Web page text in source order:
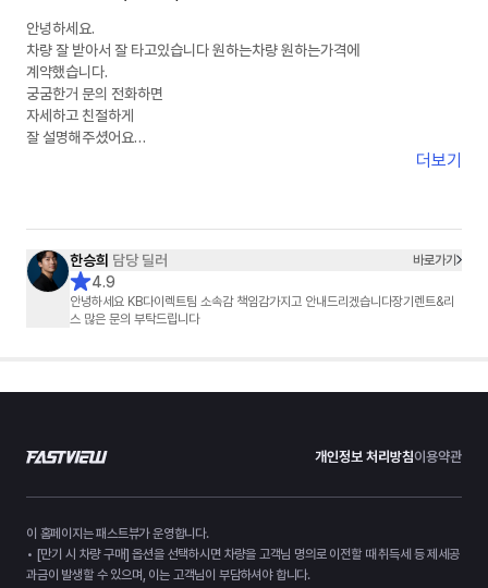
안녕하세요.
차량 잘 받아서 잘 타고있습니다 원하는차량 원하는가격에
계약했습니다.
궁굼한거 문의 전화하면
자세하고 친절하게
잘 설명해주셨어요
더보기
한승희 담당 딜러 바로가기
4.9
안녕하세요 KB다이렉트팀 소속감 책임감가지고 안내드리겠습니다장기렌트&리
스 많은 문의 부탁드립니다
개인정보 처리방침이용약관
이 홈페이지는 패스트뷰가 운영합니다.
• [만기 시 차량 구매] 옵션을 선택하시면 차량을 고객님 명의로 이전할 때 취득세 등 제세공
과금이 발생할 수 있으며, 이는 고객님이 부담하셔야 합니다.